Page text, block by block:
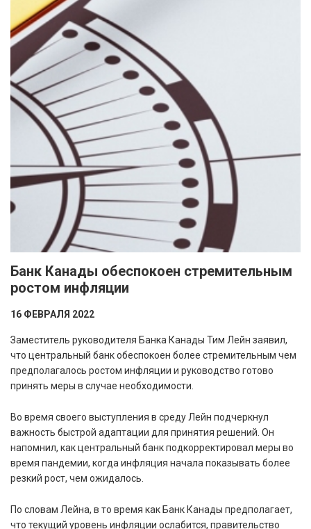
Банк Канады обеспокоен стремительным
ростом инфляции
16 ФЕВРАЛЯ 2022
Заместитель руководителя Банка Канады Тим Лейн заявил,
что центральный банк обеспокоен более стремительным чем
предполагалось ростом инфляции и руководство готово
принять меры в случае необходимости.
Во время своего выступления в среду Лейн подчеркнул
важность быстрой адаптации для принятия решений. Он
напомнил, как центральный банк подкорректировал меры во
время пандемии, когда инфляция начала показывать более
резкий рост, чем ожидалось.
По словам Лейна, в то время как Банк Канады предполагает,
что текущий уровень инфляции ослабится, правительство